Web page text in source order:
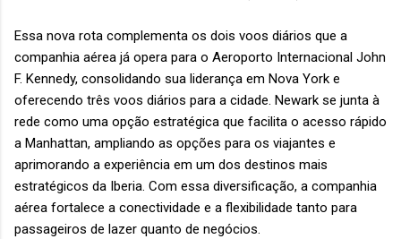
Essa nova rota complementa os dois voos diários que a
companhia aérea já opera para o Aeroporto Internacional John
F. Kennedy, consolidando sua liderança em Nova York e
oferecendo três voos diários para a cidade. Newark se junta à
rede como uma opção estratégica que facilita o acesso rápido
a Manhattan, ampliando as opções para os viajantes e
aprimorando a experiência em um dos destinos mais
estratégicos da Iberia. Com essa diversificação, a companhia
aérea fortalece a conectividade e a flexibilidade tanto para
passageiros de lazer quanto de negócios.